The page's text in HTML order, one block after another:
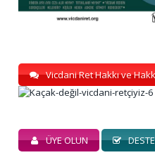
Vicdani Ret Hakkı ve
ÜYE OLUN